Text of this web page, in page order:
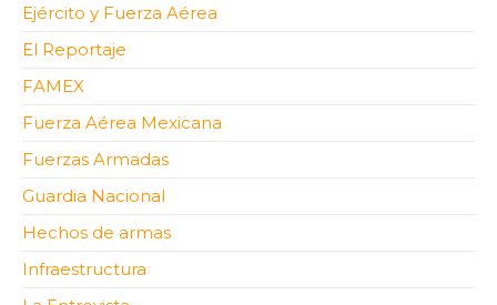
Ejército y Fuerza Aérea
El Reportaje
FAMEX
Fuerza Aérea Mexicana
Fuerzas Armadas
Guardia Nacional
Hechos de armas
Infraestructura